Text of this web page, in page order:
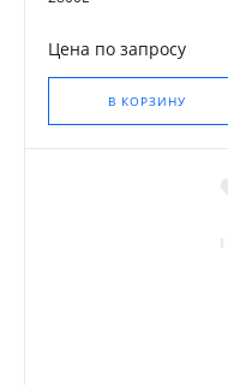
Цена по запросу
В КОРЗИНУ